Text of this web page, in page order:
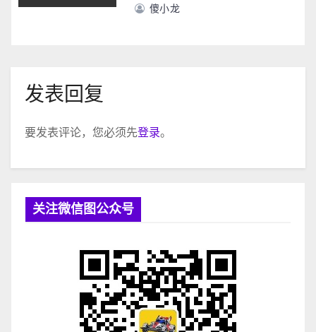
傻小龙
发表回复
要发表评论，您必须先登录。
关注微信图公众号